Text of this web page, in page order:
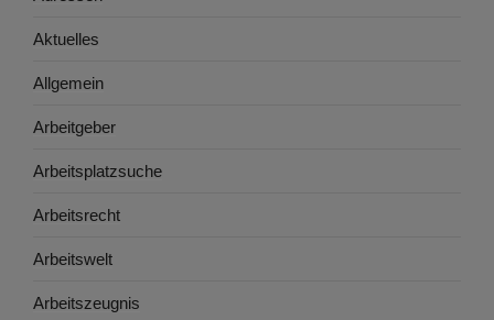
Aktuelles
Allgemein
Arbeitgeber
Arbeitsplatzsuche
Arbeitsrecht
Arbeitswelt
Arbeitszeugnis